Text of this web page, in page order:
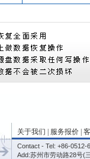
关于我们 服务报价
Contact - Tel: +86-
Add:苏州市劳动路28号(